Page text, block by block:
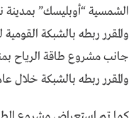
والمقرر ربطه بالشبكة
والمقرر ربطه بالشبكة خلال عام